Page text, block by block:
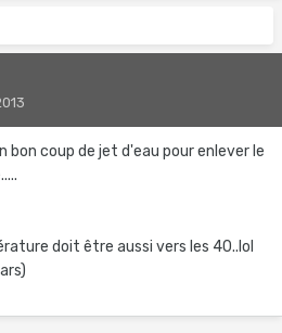
bon coup de jet d'eau pour enlever le
doit être aussi vers les 40..lol